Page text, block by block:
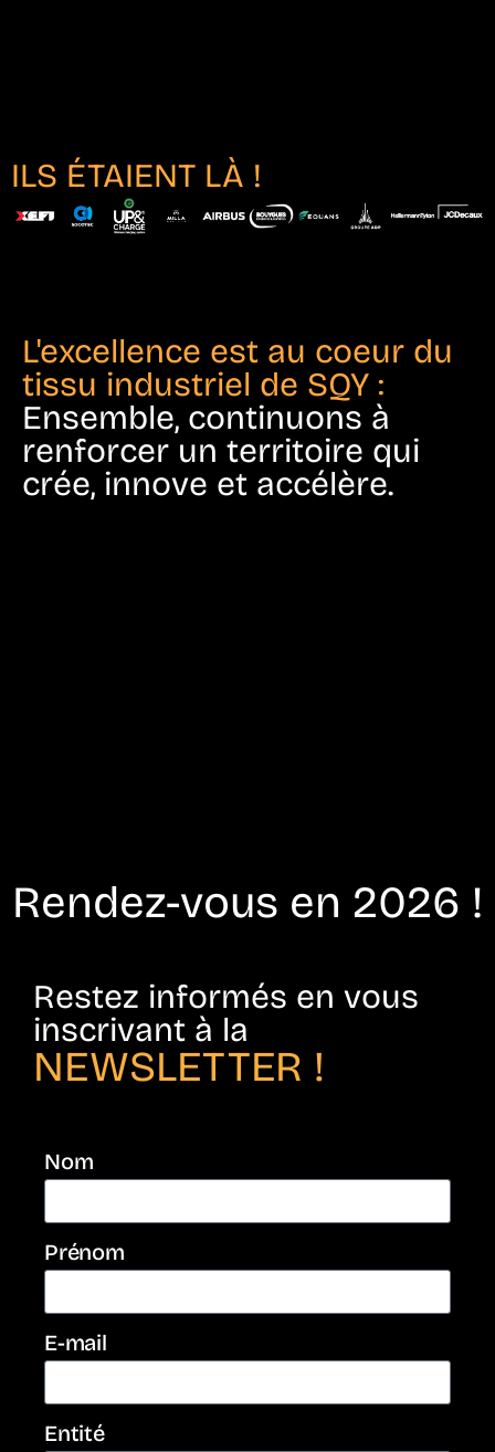
ILS ÉTAIENT LÀ !
L'excellence est au coeur du
tissu industriel de SQY :
Ensemble, continuons à
renforcer un territoire qui
crée, innove et accélère.
Rendez-vous en 2026 !
Restez informés en vous
inscrivant à la
NEWSLETTER !
Nom
Prénom
E-mail
Entité